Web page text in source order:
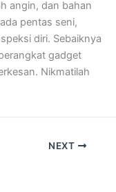
angin, dan bahan
pentas seni,
diri. Sebaiknya
gadget
Nikmatilah
NEXT